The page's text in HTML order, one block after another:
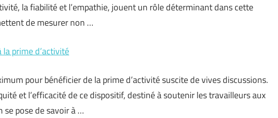
la fiabilité et l’empathie, jouent un rôle déterminant dans cette
de mesurer non …
prime d’activité
pour bénéficier de la prime d’activité suscite de vives discussions.
et l’efficacité de ce dispositif, destiné à soutenir les travailleurs aux
se pose de savoir à …